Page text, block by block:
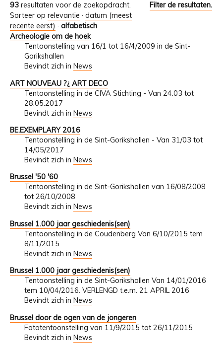
93 resultaten voor de zoekopdracht.
Filter de resultaten.
Sorteer op relevantie · datum (meest
recente eerst) · alfabetisch
Archeologie om de hoek
Tentoonstelling van 16/1 tot 16/4/2009 in de Sint-
Gorikshallen
Bevindt zich in News
ART NOUVEAU ?¿ ART DECO
Tentoonstelling in de CIVA Stichting - Van 24.03 tot
28.05.2017
Bevindt zich in News
BE.EXEMPLARY 2016
Tentoonstelling in de Sint-Gorikshallen - Van 31/03 tot
14/05/2017
Bevindt zich in News
Brussel '50 '60
Tentoonstelling in de Sint-Gorikshallen van 16/08/2008
tot 26/10/2008
Bevindt zich in News
Brussel 1.000 jaar geschiedenis(sen)
Tentoonstelling in de Coudenberg Van 6/10/2015 tem
8/11/2015
Bevindt zich in News
Brussel 1.000 jaar geschiedenis(sen)
Tentoonstelling in de Sint-Gorikshallen Van 14/01/2016
tem 10/04/2016. VERLENGD t.e.m. 21 APRIL 2016
Bevindt zich in News
Brussel door de ogen van de jongeren
Fototentoonstelling van 11/9/2015 tot 26/11/2015
Bevindt zich in News